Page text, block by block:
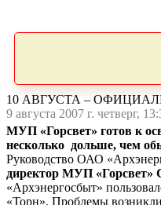
10 АВГУСТА –
9 августа 2007 г. четверг,
МУП «Горсвет» готов к
несколько дольше, чем
Руководство ОАО
директор МУП «Горсвет»
«Архэнергосбыт»
«Торн». Проблемы